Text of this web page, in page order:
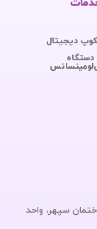
دیجیتال
دستگاه
سپهر، واحد